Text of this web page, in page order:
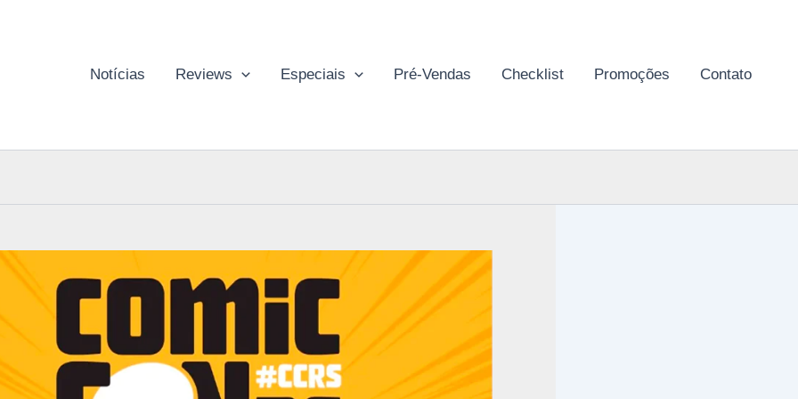
Notícias Reviews Especiais Pré-Vendas Checklist Promoções Contato